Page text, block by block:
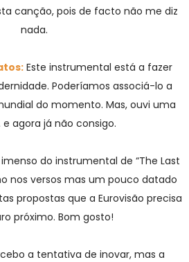
canção, pois de facto não me diz
nada.
Este instrumental está a fazer
Poderíamos associá-lo a
do momento. Mas, ouvi uma
e agora já não consigo.
do instrumental de “The Last
nos versos mas um pouco datado
propostas que a Eurovisão precisa
próximo. Bom gosto!
a tentativa de inovar, mas a